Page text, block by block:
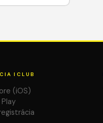
ICLUB
(iOS)